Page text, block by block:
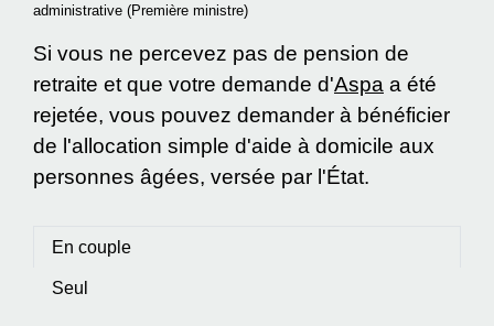
administrative (Première ministre)
Si vous ne percevez pas de pension de
retraite et que votre demande d'Aspa a été
rejetée, vous pouvez demander à bénéficier
de l'allocation simple d'aide à domicile aux
personnes âgées, versée par l'État.
En couple
Seul